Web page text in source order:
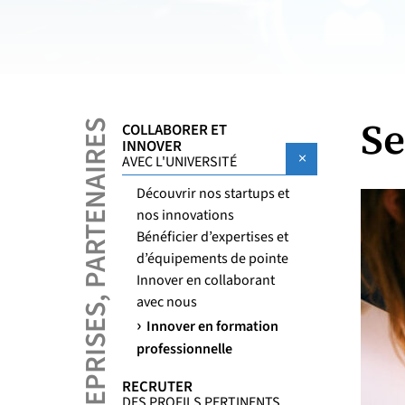
ENTREPRISES, PARTENAIRES COLLABORER ET
INNOVER
AVEC L'UNIVERSITÉ Sous
Découvrir nos startups et
nos innovations
Bénéficier d’expertises et
d’équipements de pointe
Innover en collaborant
avec nous
Innover en formation
professionnelle
RECRUTER